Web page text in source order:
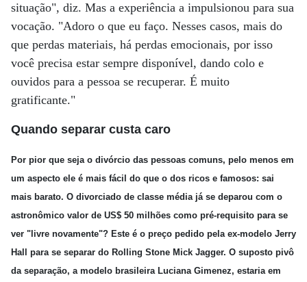
situação", diz. Mas a experiência a impulsionou para sua
vocação. "Adoro o que eu faço. Nesses casos, mais do
que perdas materiais, há perdas emocionais, por isso
você precisa estar sempre disponível, dando colo e
ouvidos para a pessoa se recuperar. É muito
gratificante."
Quando separar custa caro
Por pior que seja o divórcio das pessoas comuns, pelo menos em
um aspecto ele é mais fácil do que o dos ricos e famosos: sai
mais barato. O divorciado de classe média já se deparou com o
astronômico valor de US$ 50 milhões como pré-requisito para se
ver "livre novamente"? Este é o preço pedido pela ex-modelo Jerry
Hall para se separar do Rolling Stone Mick Jagger. O suposto pivô
da separação, a modelo brasileira Luciana Gimenez, estaria em